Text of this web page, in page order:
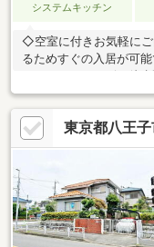
システムキッチン
◇空室に付きお気軽に
るためすぐの入居が可
コンビニ ：徒歩8分 ・スーパー： 徒歩10
局 ： 徒歩10分 ・高嶺小学校： 徒歩11分
山中学校： 徒歩15分
問い合わせは、グルー
0120-971-347）【受付
東京都八王